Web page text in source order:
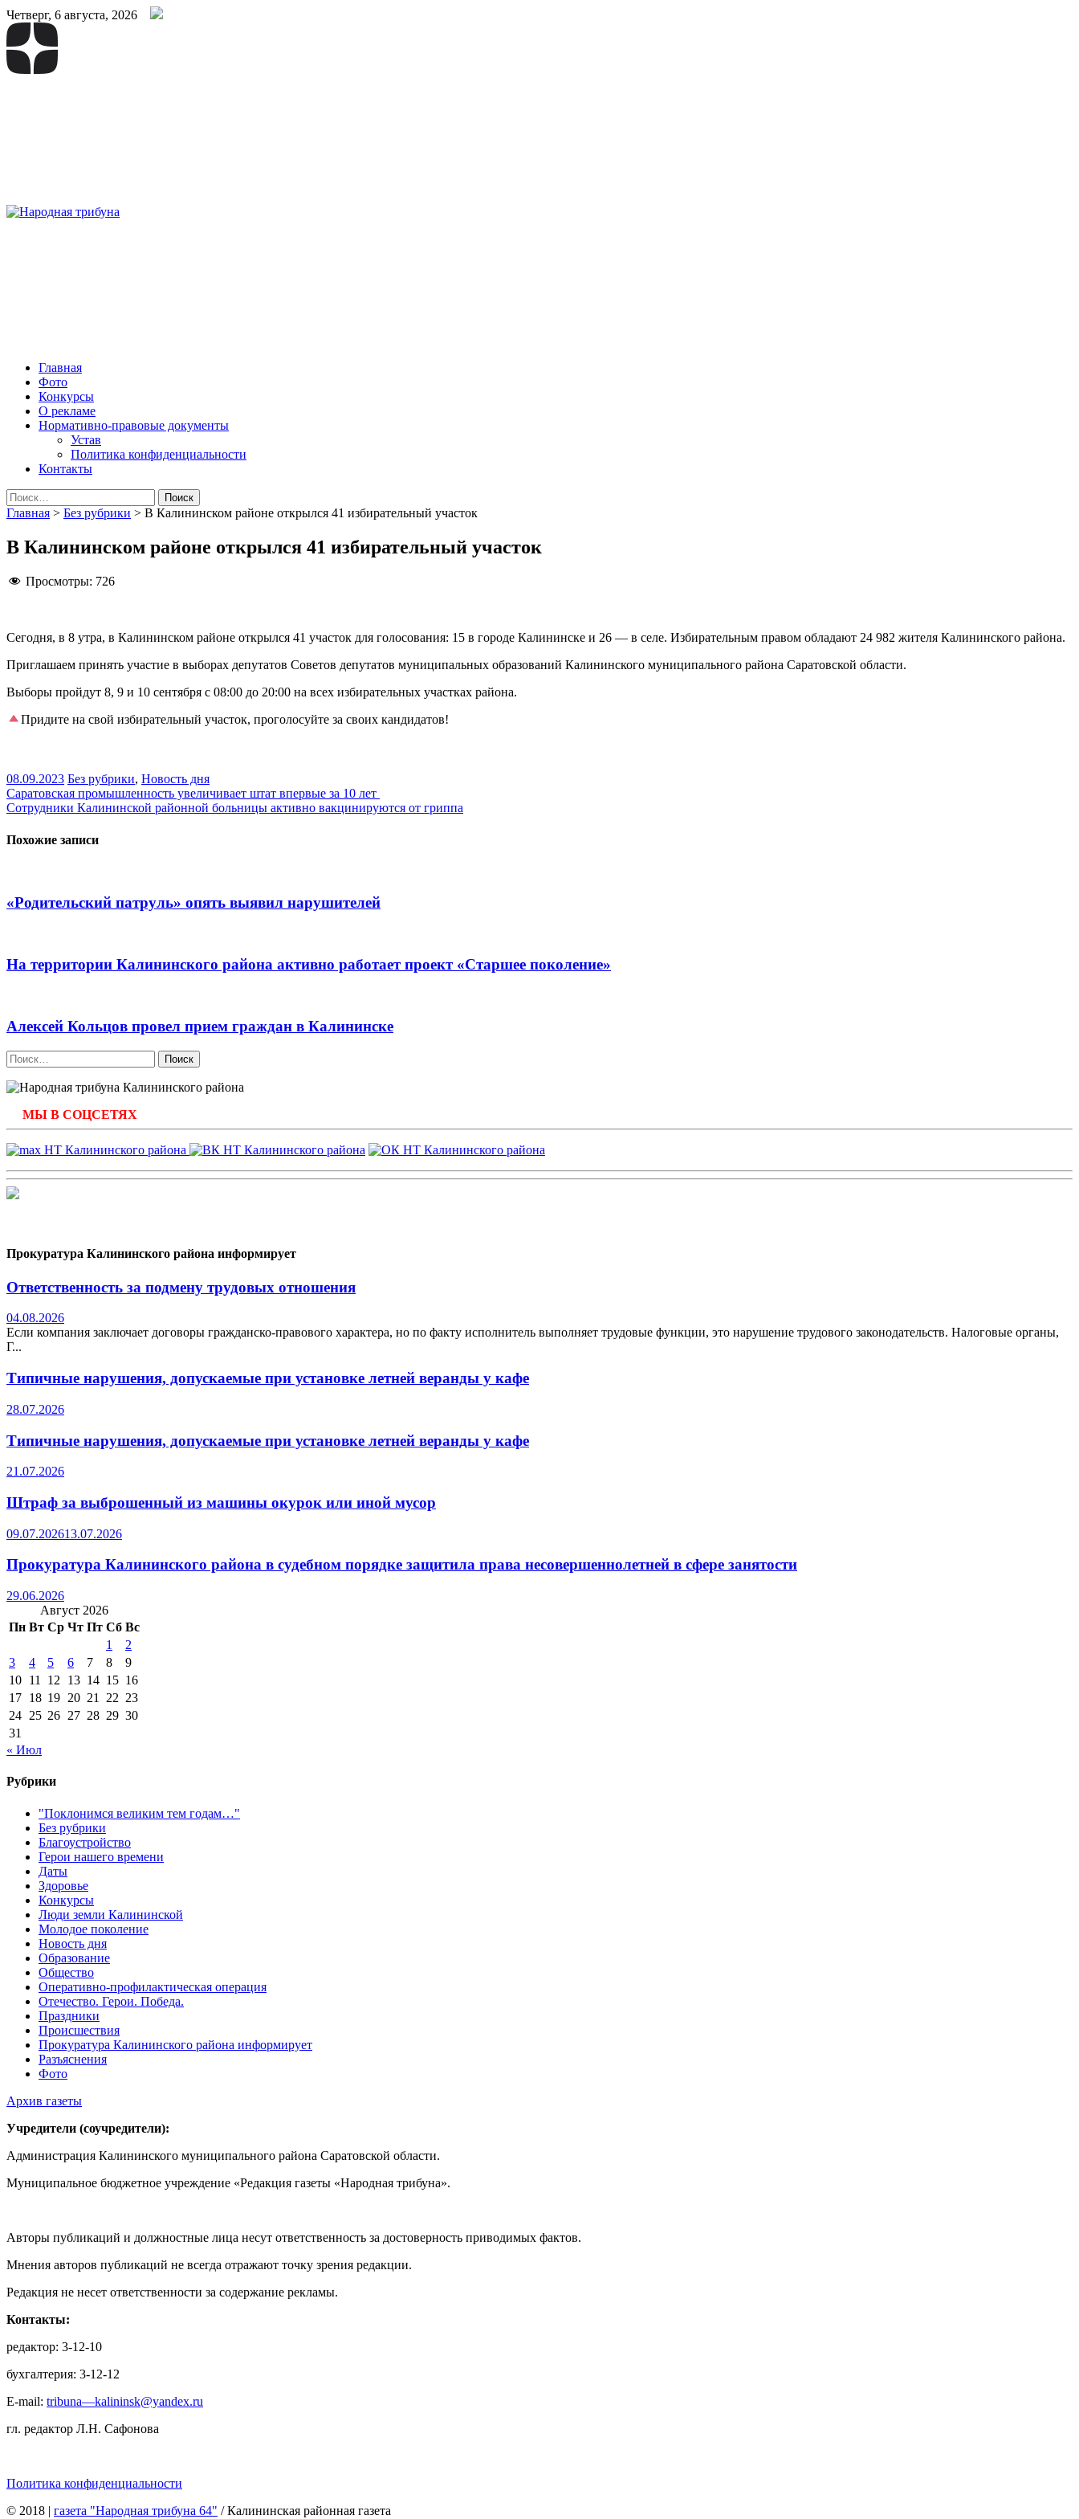
Четверг, 6 августа, 2026
Народная трибуна
Калининская районная газета
Главная
Фото
Конкурсы
О рекламе
Нормативно-правовые документы
Устав
Политика конфиденциальности
Контакты
Найти:
Главная > Без рубрики > В Калининском районе открылся 41 избирательный участок
В Калининском районе открылся 41 избирательный участок
Просмотры: 726
Сегодня, в 8 утра, в Калининском районе открылся 41 участок для голосования: 15 в городе Калининске и 26 — в селе. Избирательным правом обладают 24 982 жителя Калининского района.
Приглашаем принять участие в выборах депутатов Советов депутатов муниципальных образований Калининского муниципального района Саратовской области.
Выборы пройдут 8, 9 и 10 сентября с 08:00 до 20:00 на всех избирательных участках района.
Придите на свой избирательный участок, проголосуйте за своих кандидатов!
08.09.2023 Без рубрики, Новость дня
Навигация
по
записям
Саратовская промышленность увеличивает штат впервые за 10 лет
Сотрудники Калининской районной больницы активно вакцинируются от гриппа
Похожие записи
«Родительский патруль» опять выявил нарушителей
На территории Калининского района активно работает проект «Старшее поколение»
Алексей Кольцов провел прием граждан в Калининске
Найти:
МЫ В СОЦСЕТЯХ
Прокуратура Калининского района информирует
Ответственность за подмену трудовых отношения
04.08.2026
Если компания заключает договоры гражданско-правового характера, но по факту исполнитель выполняет трудовые функции, это нарушение трудового законодательств. Налоговые органы,
Г...
Типичные нарушения, допускаемые при установке летней веранды у кафе
28.07.2026
Типичные нарушения, допускаемые при установке летней веранды у кафе
21.07.2026
Штраф за выброшенный из машины окурок или иной мусор
09.07.202613.07.2026
Прокуратура Калининского района в судебном порядке защитила права несовершеннолетней в сфере занятости
29.06.2026
Август 2026
Пн Вт Ср Чт Пт Сб Вс
1
2
3
4 5 6 7 8
9
10 11 12 13 14 15 16
17 18 19 20 21 22 23
24 25 26 27 28 29 30
31
« Июл
Рубрики
"Поклонимся великим тем годам…"
Без рубрики
Благоустройство
Герои нашего времени
Даты
Здоровье
Конкурсы
Люди земли Калининской
Молодое поколение
Новость дня
Образование
Общество
Оперативно-профилактическая операция
Отечество. Герои. Победа.
Праздники
Происшествия
Прокуратура Калининского района информирует
Разъяснения
Фото
Архив газеты
Учредители (соучредители):
Администрация Калининского муниципального района Саратовской области.
Муниципальное бюджетное учреждение «Редакция газеты «Народная трибуна».
Авторы публикаций и должностные лица несут ответственность за достоверность приводимых фактов.
Мнения авторов публикаций не всегда отражают точку зрения редакции.
Редакция не несет ответственности за содержание рекламы.
Контакты:
редактор: 3-12-10
бухгалтерия: 3-12-12
E-mail: tribuna—kalininsk@yandex.ru
гл. редактор Л.Н. Сафонова
Политика конфиденциальности
© 2018 | газета "Народная трибуна 64" / Калининская районная газета